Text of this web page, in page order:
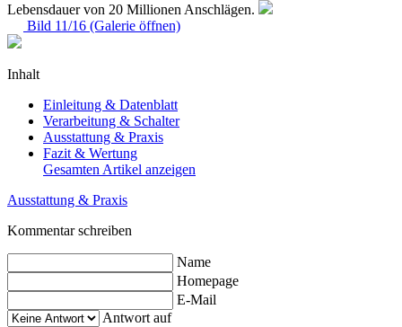
Lebensdauer von 20 Millionen Anschlägen.
Bild 11/16 (Galerie öffnen)
Inhalt
Einleitung & Datenblatt
Verarbeitung & Schalter
Ausstattung & Praxis
Fazit & Wertung
Gesamten Artikel anzeigen
Ausstattung & Praxis
Kommentar schreiben
Name
Homepage
E-Mail
Antwort auf